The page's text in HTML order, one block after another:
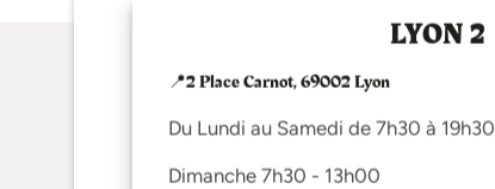
choisies
page
LYON 2
📍2 Place Carnot, 69002 Lyon
Du Lundi au Samedi de 7h30 à 19h30
Dimanche 7h30 - 13h00